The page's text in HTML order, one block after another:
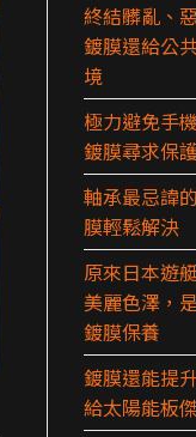
終結髒亂、
鍍膜還給公
境
極力避免手
鍍膜尋求保
軸承最忌諱
膜輕鬆解決
原來日本遊
美麗色澤，
鍍膜保養
鍍膜還能提
給太陽能板